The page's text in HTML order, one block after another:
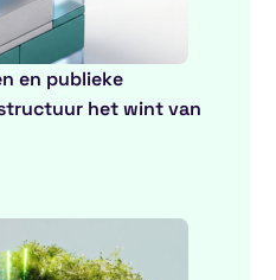
en publieke
het wint van